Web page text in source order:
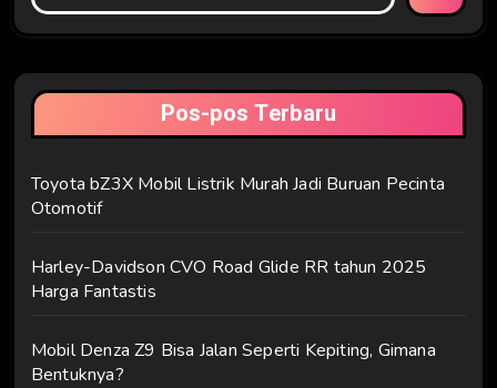
Pos-pos Terbaru
Toyota bZ3X Mobil Listrik Murah Jadi Buruan Pecinta
Otomotif
Harley-Davidson CVO Road Glide RR tahun 2025
Harga Fantastis
Mobil Denza Z9 Bisa Jalan Seperti Kepiting, Gimana
Bentuknya?